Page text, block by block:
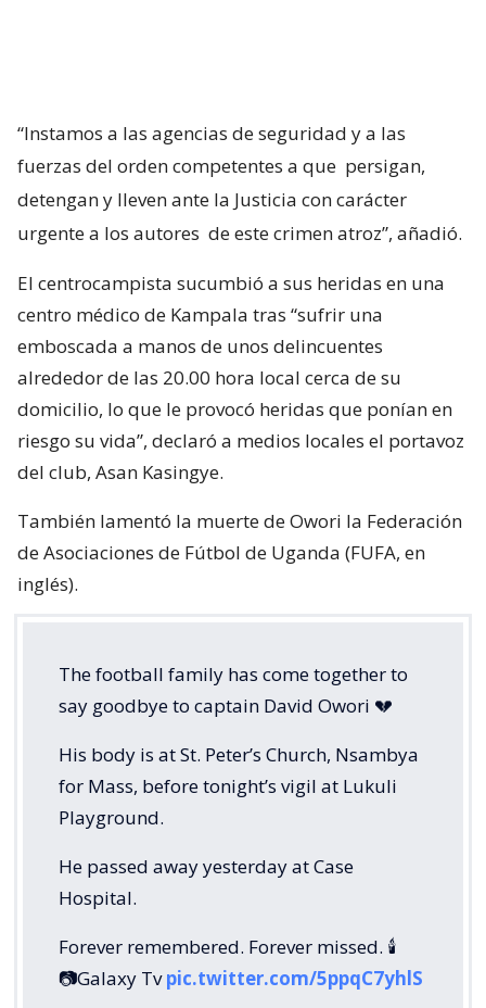
“Instamos a las agencias de seguridad y a las
fuerzas del orden competentes a que persigan,
detengan y lleven ante la Justicia con carácter
urgente a los autores de este crimen atroz”, añadió.
El centrocampista sucumbió a sus heridas en una
centro médico de Kampala tras “sufrir una
emboscada a manos de unos delincuentes
alrededor de las 20.00 hora local cerca de su
domicilio, lo que le provocó heridas que ponían en
riesgo su vida”, declaró a medios locales el portavoz
del club, Asan Kasingye.
También lamentó la muerte de Owori la Federación
de Asociaciones de Fútbol de Uganda (FUFA, en
inglés).
The football family has come together to
say goodbye to captain David Owori 💔
His body is at St. Peter’s Church, Nsambya
for Mass, before tonight’s vigil at Lukuli
Playground.
He passed away yesterday at Case
Hospital.
Forever remembered. Forever missed. 🕯️
📷Galaxy Tvpic.twitter.com/5ppqC7yhlS